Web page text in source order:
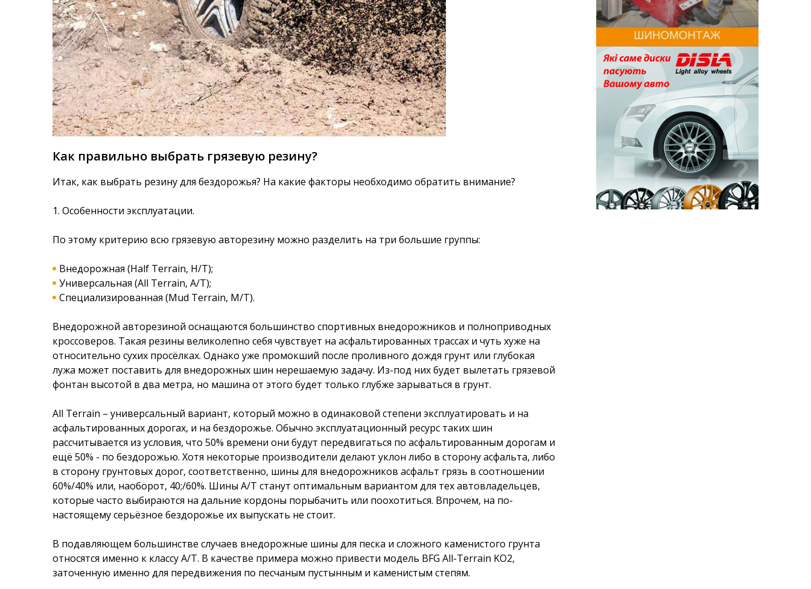
Как правильно выбрать грязевую резину?
Итак, как выбрать резину для бездорожья? На какие факторы необходимо обратить внимание?
1. Особенности эксплуатации.
По этому критерию всю грязевую авторезину можно разделить на три большие группы:
Внедорожная (Half Terrain, H/T);
Универсальная (All Terrain, A/T);
Специализированная (Mud Terrain, M/T).
Внедорожной авторезиной оснащаются большинство спортивных внедорожников и полноприводных
кроссоверов. Такая резины великолепно себя чувствует на асфальтированных трассах и чуть хуже на
относительно сухих просёлках. Однако уже промокший после проливного дождя грунт или глубокая
лужа может поставить для внедорожных шин нерешаемую задачу. Из-под них будет вылетать грязевой
фонтан высотой в два метра, но машина от этого будет только глубже зарываться в грунт.
All Terrain – универсальный вариант, который можно в одинаковой степени эксплуатировать и на
асфальтированных дорогах, и на бездорожье. Обычно эксплуатационный ресурс таких шин
рассчитывается из условия, что 50% времени они будут передвигаться по асфальтированным дорогам и
ещё 50% - по бездорожью. Хотя некоторые производители делают уклон либо в сторону асфальта, либо
в сторону грунтовых дорог, соответственно, шины для внедорожников асфальт грязь в соотношении
60%/40% или, наоборот, 40;/60%. Шины А/Т станут оптимальным вариантом для тех автовладельцев,
которые часто выбираются на дальние кордоны порыбачить или поохотиться. Впрочем, на по-
настоящему серьёзное бездорожье их выпускать не стоит.
В подавляющем большинстве случаев внедорожные шины для песка и сложного каменистого грунта
относятся именно к классу А/Т. В качестве примера можно привести модель BFG All-Terrain KO2,
заточенную именно для передвижения по песчаным пустынным и каменистым степям.